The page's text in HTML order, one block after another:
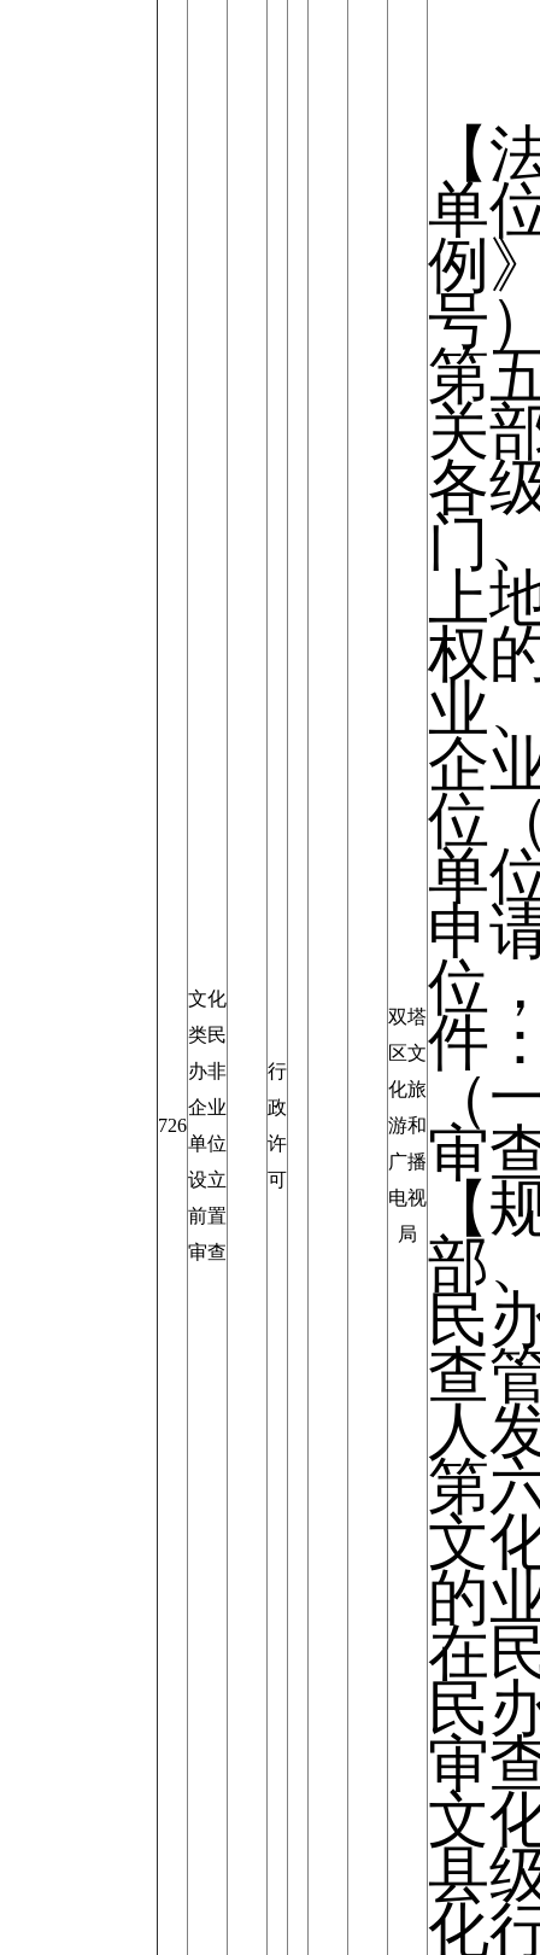
726
文化
类民
办非
企业
单位
设立
前置
审查
行
政
许
可
双塔
区文
化旅
游和
广播
电视
局
【
单
例
号
第
关
各
门
上
权
业
企
位
单
申
位
件
（
审
【
部
民
查
人
第
文
的
在
民
审
文
县
化